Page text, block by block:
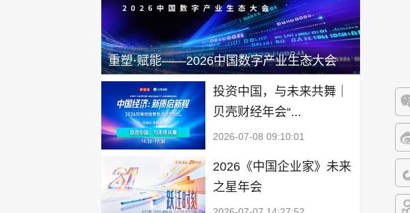
微
微
抖
重塑·赋能——2026中国数字产业生态大会
投资中国，与未来共舞｜
贝壳财经年会“...
2026-07-08 09:10:01
2026《中国企业家》未来
之星年会